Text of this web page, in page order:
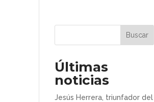
Buscar
Últimas
noticias
Jesús Herrera, triunfador del